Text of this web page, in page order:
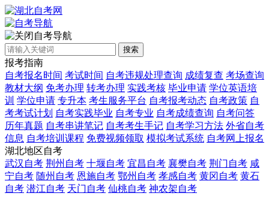
自考导航
搜索
报考指南
自考报名时间 考试时间 自考违规处理查询 成绩复查 考场查询
教材大纲 免考办理 转考办理 实践考核 毕业申请 学位英语培
训 学位申请 专升本 考生服务平台 自考报考动态 自考政策 自
考考试计划 自考实践毕业 自考专业 自考成绩查询 自考问答
历年真题 自考串讲笔记 自考考生手记 自考学习方法 外省自考
信息 自考培训课程 免费视频领取 模拟考试系统 自考网上报名
湖北地区自考
武汉自考 荆州自考 十堰自考 宜昌自考 襄樊自考 荆门自考 咸
宁自考 随州自考 恩施自考 鄂州自考 孝感自考 黄冈自考 黄石
自考 潜江自考 天门自考 仙桃自考 神农架自考